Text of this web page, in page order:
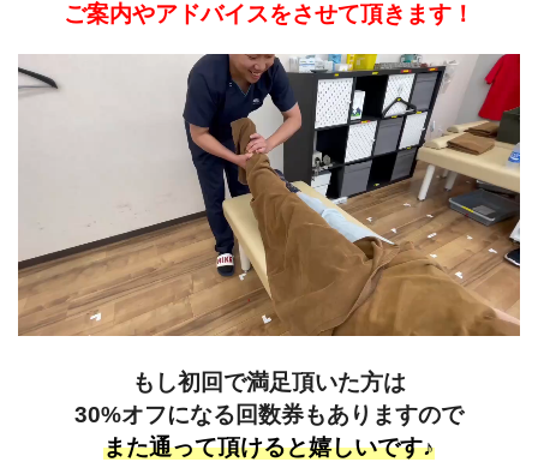
ご案内やアドバイスをさせて頂きます！
もし初回で満足頂いた方は
30%オフになる回数券もありますので
また通って頂けると嬉しいです♪